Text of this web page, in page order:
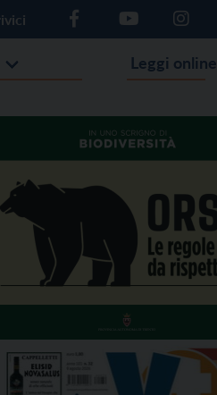
Leggi online